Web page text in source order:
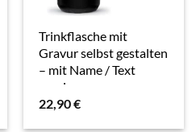
Trinkflasche mit
Gravur selbst gestalten
– mit Name / Text
gravieren –
Glasflasche,
22,90€